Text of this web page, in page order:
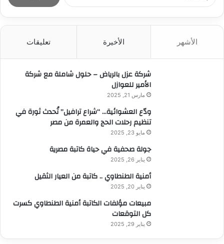
الأشهر الأخيرة تعليقات
شركة عزل بالرياض – حلول شاملة مع شركة
الأمير للعوازل
مارس 21, 2025
ودّع العشوائية… “شراع ترافيل” تُحدث ثورة في
تنظيم رحلات الحج والعمرة من مصر
مايو 23, 2025
جولة صحفية في حياة كاتبة مصرية
يناير 26, 2025
أمنية الطنطاوي .. كاتبة من العيار الثقيل
يناير 20, 2025
مبيعات مؤلفات الكاتبة أمنية الطنطاوي كسرت
كل التوقعات
يناير 29, 2025